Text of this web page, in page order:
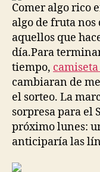
Comer algo rico
algo de fruta
aquellos que
día.Para
tiempo,
cambiaran de
el sorteo. La
sorpresa para el
próximo lunes:
anticiparía las